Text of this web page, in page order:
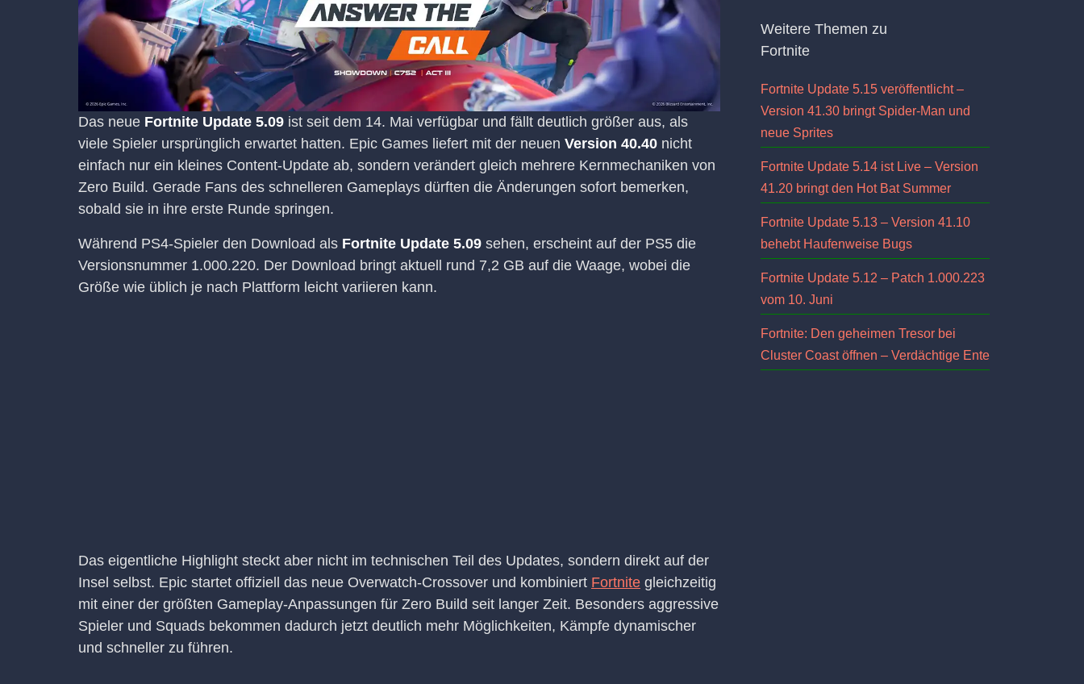
Das neue Fortnite Update 5.09 ist seit dem 14. Mai verfügbar und fällt deutlich größer aus, als
viele Spieler ursprünglich erwartet hatten. Epic Games liefert mit der neuen Version 40.40 nicht
einfach nur ein kleines Content-Update ab, sondern verändert gleich mehrere Kernmechaniken von
Zero Build. Gerade Fans des schnelleren Gameplays dürften die Änderungen sofort bemerken,
sobald sie in ihre erste Runde springen.
Während PS4-Spieler den Download als Fortnite Update 5.09 sehen, erscheint auf der PS5 die
Versionsnummer 1.000.220. Der Download bringt aktuell rund 7,2 GB auf die Waage, wobei die
Größe wie üblich je nach Plattform leicht variieren kann.
Das eigentliche Highlight steckt aber nicht im technischen Teil des Updates, sondern direkt auf der
Insel selbst. Epic startet offiziell das neue Overwatch-Crossover und kombiniert Fortnite gleichzeitig
mit einer der größten Gameplay-Anpassungen für Zero Build seit langer Zeit. Besonders aggressive
Spieler und Squads bekommen dadurch jetzt deutlich mehr Möglichkeiten, Kämpfe dynamischer
und schneller zu führen.
Weitere Themen zu
Fortnite
Fortnite Update 5.15 veröffentlicht –
Version 41.30 bringt Spider-Man und
neue Sprites
Fortnite Update 5.14 ist Live – Version
41.20 bringt den Hot Bat Summer
Fortnite Update 5.13 – Version 41.10
behebt Haufenweise Bugs
Fortnite Update 5.12 – Patch 1.000.223
vom 10. Juni
Fortnite: Den geheimen Tresor bei
Cluster Coast öffnen – Verdächtige Ente